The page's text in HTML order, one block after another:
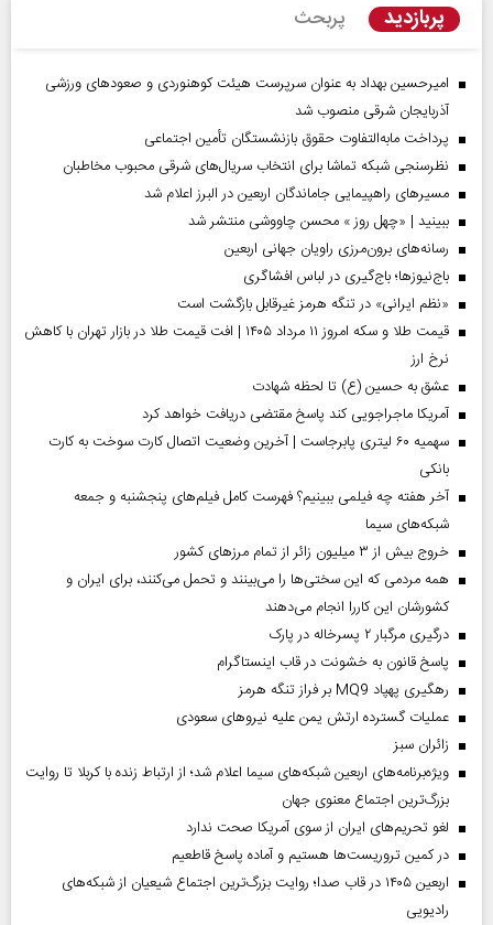
پربازدید پربحث
امیرحسین بهداد به عنوان سرپرست هیئت کوهنوردی و صعودهای ورزشی
آذربایجان شرقی منصوب شد
پرداخت مابه‌التفاوت حقوق بازنشستگان تأمین اجتماعی
نظرسنجی شبکه تماشا برای انتخاب سریال‌های شرقی محبوب مخاطبان
مسیر‌های راهپیمایی جاماندگان اربعین در البرز اعلام شد
ببینید | «چهل روز » محسن چاووشی منتشر شد
رسانه‌های برون‌مرزی راویان جهانی اربعین
باج‌نیوزها؛ باج‌گیری در لباس افشاگری
«نظم ایرانی» در تنگه هرمز غیرقابل بازگشت است
قیمت طلا و سکه امروز ۱۱ مرداد ۱۴۰۵ | افت قیمت طلا در بازار تهران با کاهش
نرخ ارز
عشق به حسین (ع) تا لحظه شهادت
آمریکا ماجراجویی کند پاسخ مقتضی دریافت خواهد کرد
سهمیه ۶۰ لیتری پابرجاست | آخرین وضعیت اتصال کارت سوخت به کارت
بانکی
آخر هفته چه فیلمی ببینیم؟ فهرست کامل فیلم‌های پنجشنبه و جمعه
شبکه‌های سیما
خروج بیش از ۳ میلیون زائر از تمام مرز‌های کشور
همه مردمی که این سختی‌ها را می‌بینند و تحمل می‌کنند، برای ایران و
کشورشان این کاررا انجام می‌دهند
درگیری مرگبار ۲ پسرخاله در پارک
پاسخ قانون به خشونت در قاب اینستاگرام
رهگیری پهپاد MQ9 بر فراز تنگه هرمز
عملیات گسترده ارتش یمن علیه نیروهای سعودی
‌زائران سبز
ویژه‌برنامه‌های اربعین شبکه‌های سیما اعلام شد؛ از ارتباط زنده با کربلا تا روایت
بزرگ‌ترین اجتماع معنوی جهان
لغو تحریم‌های ایران از سوی آمریکا صحت ندارد
در کمین تروریست‌ها هستیم و آماده پاسخ قاطعیم
اربعین ۱۴۰۵ در قاب صدا؛ روایت بزرگ‌ترین اجتماع شیعیان از شبکه‌های
رادیویی